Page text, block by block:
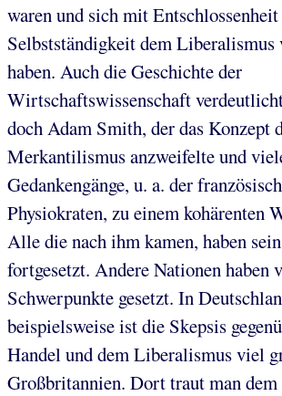
waren und sich mit
Selbstständigkeit dem Liberalismus
haben. Auch die Geschichte der
Wirtschaftswissenschaft
doch Adam Smith, der das Konzept
Merkantilismus anzweifelte und
Gedankengänge, u. a. der
Physiokraten, zu einem kohärenten
Alle die nach ihm kamen, haben
fortgesetzt. Andere Nationen haben
Schwerpunkte gesetzt. In
beispielsweise ist die Skepsis
Handel und dem Liberalismus viel
Großbritannien. Dort traut man dem